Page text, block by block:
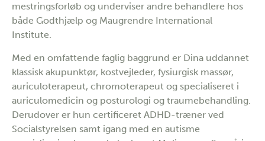
mestringsforløb og underviser andre behandlere hos
både Godthjælp og Maugrendre International
Institute.
Med en omfattende faglig baggrund er Dina uddannet
klassisk akupunktør, kostvejleder, fysiurgisk massør,
auriculoterapeut, chromoterapeut og specialiseret i
auriculomedicin og posturologi og traumebehandling.
Derudover er hun certificeret ADHD-træner ved
Socialstyrelsen samt igang med en autisme